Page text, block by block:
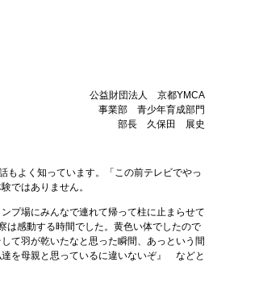
公益財団法人 京都YMCA
事業部 青少年育成部門
部長 久保田 展史
もよく知っています。「この前テレビでやっ
ではありません。
プ場にみんなで連れて帰って柱に止まらせて
は感動する時間でした。黄色い体でしたので
て羽が乾いたなと思った瞬間、あっという間
を母親と思っているに違いないぞ』 などと